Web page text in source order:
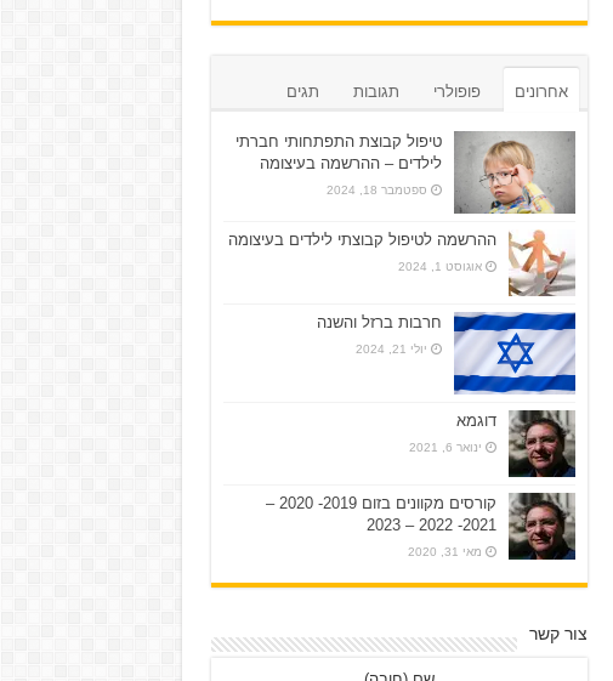
אחרונים פופולרי תגובות תגים
טיפול קבוצת התפתחותי חברתי
לילדים – ההרשמה בעיצומה
ספטמבר 18, 2024
ההרשמה לטיפול קבוצתי לילדים בעיצומה
אוגוסט 1, 2024
חרבות ברזל והשנה
יולי 21, 2024
דוגמא
ינואר 6, 2021
קורסים מקוונים בזום 2019- 2020 –
2021- 2022 – 2023
מאי 31, 2020
צור קשר